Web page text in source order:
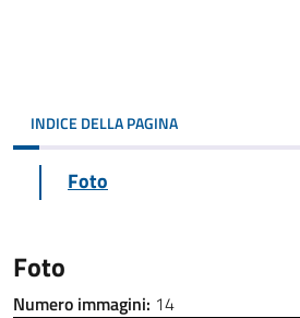
INDICE DELLA PAGINA
Foto
Foto
Numero immagini: 14